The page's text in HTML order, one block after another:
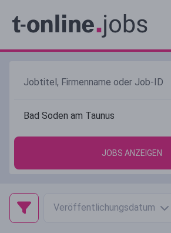
JOBS ANZEIGEN
Veröffentlichungsdatum